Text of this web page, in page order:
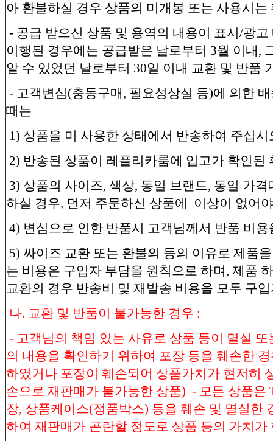
아 환불하실 경우 상품의 미개봉 또는 사용시는
- 공급 받으신 상품 및 용역의 내용이 표시/광
이행된 경우에는 공급받은 날로부터 3월 이내,
알 수 있었던 날로부터 30일 이내 교환 및 반품
- 고객변심(충동구매, 필요성상실 등)에 의한
때는
1) 상품을 미 사용한 상태에서 반송하여 주십시
2) 반송된 상품이 레플리카룸에 입고가 확인된
3) 상품의 사이즈, 색상, 동일 브랜드, 동일 가
하실 경우, 먼저 주문하신 상품에 이상이 없어
4) 변심으로 인한 반품시 고객님께서 반품 비
5) 싸이즈 교환 또는 환불의 등의 이유로 제품
는 비용은 구입자 부담을 원칙으로 하며, 제품
교환의 경우 반송비 및 재발송 비용을 모두 구
나. 교환 및 반품이 불가능한 경우 :
- 고객님의 책임 있는 사유로 상품 등이 멸실
의 내용을 확인하기 위하여 포장 등을 훼손한
하였거나 포장이 훼손되어 상품가치가 현저히
손으로 재판매가 불가능한 상품) - 모든 상품은
장, 상품케이스(정품박스) 등을 훼손 및 멸실한
하여 재판매가 곤란할 정도로 상품 등의 가치가